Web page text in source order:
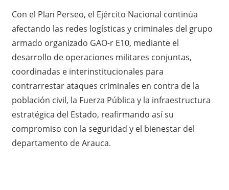
Con el Plan Perseo, el Ejército Nacional continúa
afectando las redes logísticas y criminales del grupo
armado organizado GAO-r E10, mediante el
desarrollo de operaciones militares conjuntas,
coordinadas e interinstitucionales para
contrarrestar ataques criminales en contra de la
población civil, la Fuerza Pública y la infraestructura
estratégica del Estado, reafirmando así su
compromiso con la seguridad y el bienestar del
departamento de Arauca.